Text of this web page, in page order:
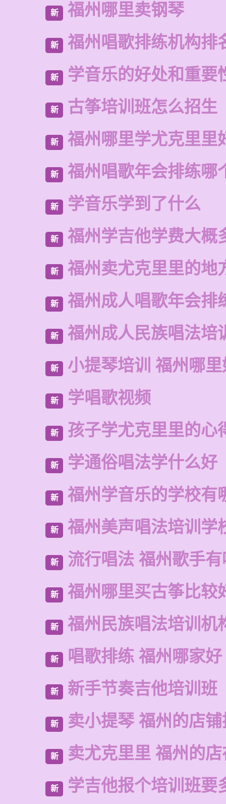
新 福州哪里卖钢琴
新 福州唱歌排练机构排
新 学音乐的好处和重要
新 古筝培训班怎么招生
新 福州哪里学尤克里里
新 福州唱歌年会排练哪
新 学音乐学到了什么
新 福州学吉他学费大概
新 福州卖尤克里里的地
新 福州成人唱歌年会排
新 福州成人民族唱法培
新 小提琴培训 福州哪
新 学唱歌视频
新 孩子学尤克里里的心
新 学通俗唱法学什么好
新 福州学音乐的学校有
新 福州美声唱法培训学
新 流行唱法 福州歌手
新 福州哪里买古筝比较
新 福州民族唱法培训机
新 唱歌排练 福州哪家好
新 新手节奏吉他培训班
新 卖小提琴 福州的店
新 卖尤克里里 福州的
新 学吉他报个培训班要